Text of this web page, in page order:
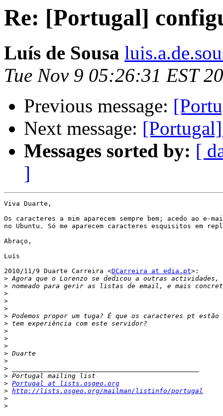
Re: [Portugal]
Luís de Sousa
Tue Nov 9 05:26:31 EST
Previous message:
Next message:
Messages sorted by: [
]
Viva Duarte,
Os caracteres a mim aparecem sempre bem; acedo ao e-
no Ubuntu. Só me aparecem caracteres esquisitos em
Abraço,
Luís
2010/11/9 Duarte Carreira <DCarreira at edia.pt>:
>
>
>
>
>
>
>
>
>
>
>
>
>
>
> Portugal at lists.osgeo.org
> http://lists.osgeo.org/mailman/listinfo/portugal
>
>